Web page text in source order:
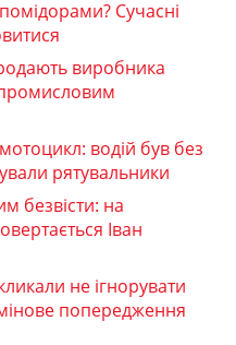
Сучасні
виробника
мотоцикл: водій був без
рятувальники
безвісти: на
Іван
не ігнорувати
попередження